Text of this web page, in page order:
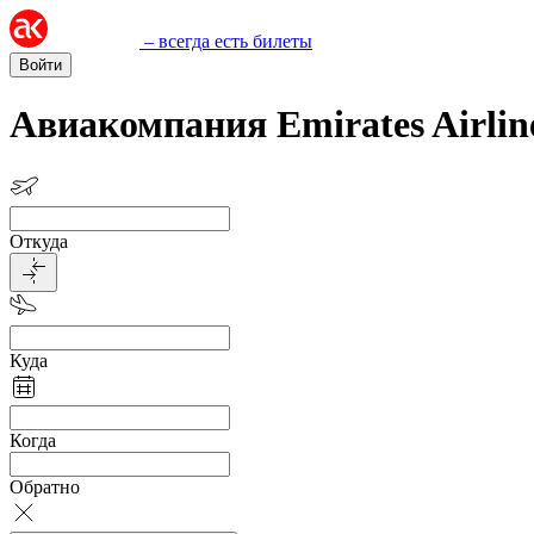
– всегда есть билеты
Войти
Авиакомпания Emirates
Откуда
Куда
Когда
Обратно